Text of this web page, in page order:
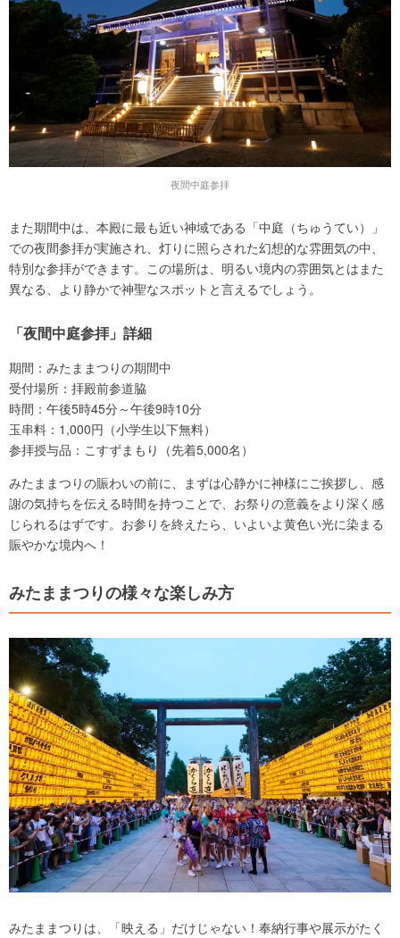
夜間中庭参拝
また期間中は、本殿に最も近い神域である「中庭（ちゅうてい）」
での夜間参拝が実施され、灯りに照らされた幻想的な雰囲気の中、
特別な参拝ができます。この場所は、明るい境内の雰囲気とはまた
異なる、より静かで神聖なスポットと言えるでしょう。
「夜間中庭参拝」詳細
期間：みたままつりの期間中
受付場所：拝殿前参道脇
時間：午後5時45分～午後9時10分
玉串料：1,000円（小学生以下無料）
参拝授与品：こすずまもり（先着5,000名）
みたままつりの賑わいの前に、まずは心静かに神様にご挨拶し、感
謝の気持ちを伝える時間を持つことで、お祭りの意義をより深く感
じられるはずです。お参りを終えたら、いよいよ黄色い光に染まる
賑やかな境内へ！
みたままつりの様々な楽しみ方
みたままつりは、「映える」だけじゃない！奉納行事や展示がたく